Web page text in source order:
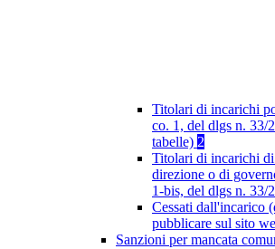
Titolari di incarichi
co. 1, del dlgs n. 33/
tabelle) 2
Titolari di incarichi
direzione o di
1-bis, del dlgs n. 33/
Cessati dall'incarico
pubblicare sul sito
Sanzioni per mancata